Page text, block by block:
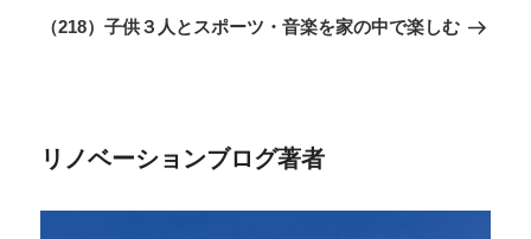
ー
稿
の
（218）子供３人とスポーツ・音楽を家の中で楽しむ
リノベーションブログ著者